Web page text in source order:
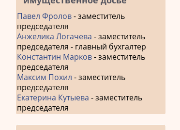
Павел Фролов- заместитель
председателя
Анжелика Логачева - заместитель
председателя - главный бухгалтер
Константин Марков- заместитель
председателя
Максим Похил - заместитель
председателя
Екатерина Кутыева - заместитель
председателя